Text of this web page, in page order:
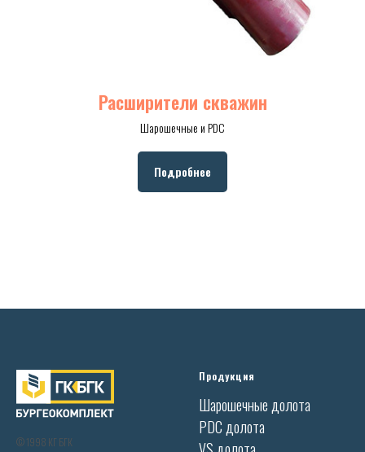
Расширители скважин
Шарошечные и PDC
Подробнее
© 1998 КГ БГК
Продукция
Шарошечные долота
PDC долота